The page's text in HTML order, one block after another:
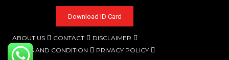
Download ID Card
ABOUT US CONTACT
DISCLAIMER
TERMS AND CONDITION
PRIVACY POLICY